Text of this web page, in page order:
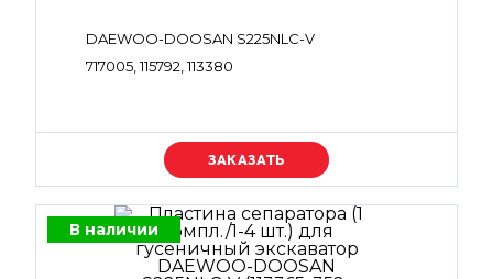
DAEWOO-DOOSAN S225NLC-V
717005, 115792, 113380
Уточняйте цену
В наличии